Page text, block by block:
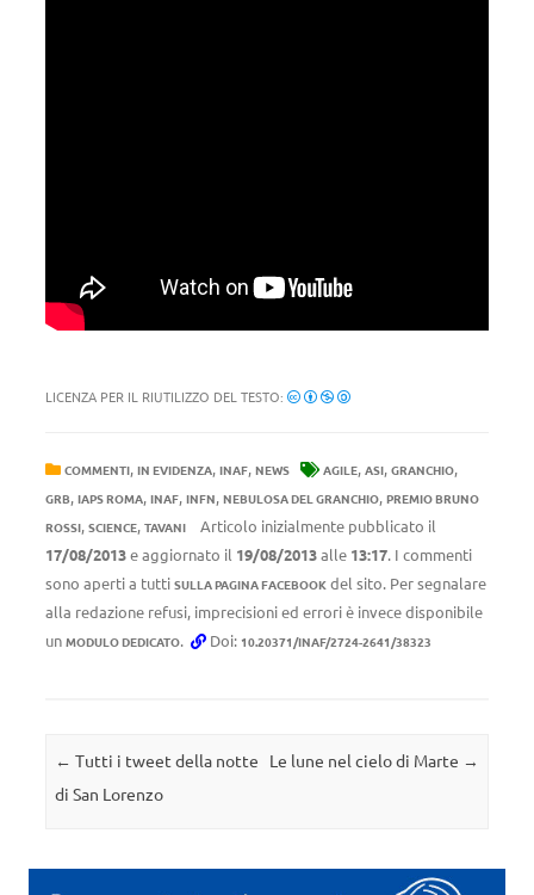
LICENZA PER IL RIUTILIZZO DEL TESTO:
COMMENTI, IN EVIDENZA, INAF, NEWS AGILE, ASI, GRANCHIO,
GRB, IAPS ROMA, INAF, INFN, NEBULOSA DEL GRANCHIO, PREMIO BRUNO
ROSSI, SCIENCE, TAVANI
Articolo inizialmente pubblicato il
17/08/2013e aggiornato il 19/08/2013alle 13:17. I commenti
sono aperti a tutti SULLA PAGINA FACEBOOK del sito. Per segnalare
alla redazione refusi, imprecisioni ed errori è invece disponibile
un MODULO DEDICATO. Doi: 10.20371/INAF/2724-2641/38323
Navigazione articolo
← Tutti i tweet della notte
di San Lorenzo
Le lune nel cielo di Marte →